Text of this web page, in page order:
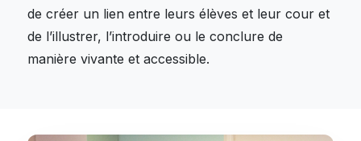
de créer un lien entre leurs élèves et leur cour et
de l’illustrer, l’introduire ou le conclure de
manière vivante et accessible.